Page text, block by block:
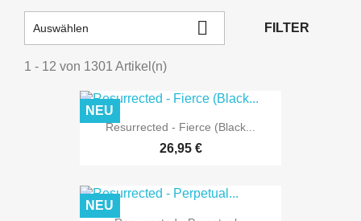
Auswählen  FILTER
1 - 12 von 1301 Artikel(n)
Resurrected - Fierce (Black...
26,95 €
NEU
NEU